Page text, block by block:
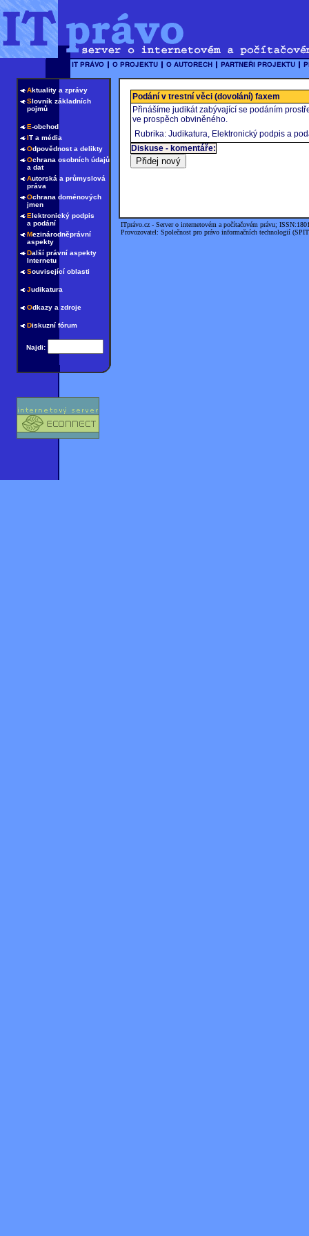
Aktuality a zprávy
Slovník základních
pojmů
E-obchod
IT a média
Odpovědnost a delikty
Ochrana osobních údajů
a dat
Autorská a průmyslová
práva
Ochrana doménových
jmen
Elektronický podpis
a podání
Mezinárodněprávní
aspekty
Další právní aspekty
Internetu
Související oblasti
Judikatura
Odkazy a zdroje
Diskuzní fórum
Najdi:
Podání v trestní věci (dovolání) faxem
Přinášíme judikát zabývající se podáním
ve prospěch obviněného.
Rubrika: Judikatura, Elektronický podpis a
Diskuse - komentáře:
ITprávo.cz - Server o internetovém a počítačovém právu;
Provozovatel: Společnost pro právo informačních technologií